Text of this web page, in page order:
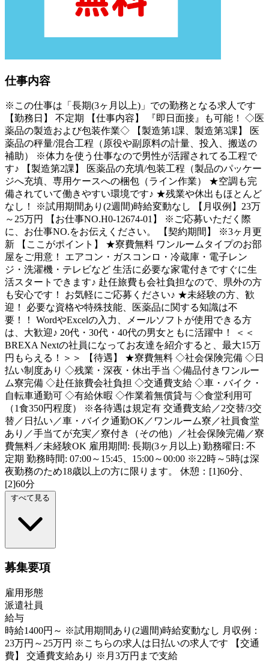
仕事内容
※この仕事は「長期(3ヶ月以上)」での勤務となる求人です
【勤務日】 不定期 【仕事内容】 『即日面接』も可能！ ◇医
薬品の製造および包装作業◇ 【製造第1課、製造第3課】 医
薬品の秤量/混合工程（原役や副原料の計量、投入、搬送の
補助） ※体力を使う仕事なので男性が活躍されてる工程で
す♪ 【製造第2課】 医薬品の充填/包装工程（製品のパッケー
ジへ充填、専用ケースへの梱包（ライン作業） ★空調も完
備されていて働きやすい環境です♪ ★残業や休出もほとんど
なし！ ※試用期間あり(2週間)時給変動なし 【月収例】23万
～25万円 【お仕事NO.H0-12674-01】 ※ご応募いただく際
に、お仕事NO.をお伝えください。 【契約期間】 ※3ヶ月更
新 【ここがポイント】 ★寮費無料 ワンルームタイプのお部
屋をご用意！ エアコン・ガスコンロ・冷蔵庫・電子レン
ジ・洗濯機・テレビなど 生活に必要な家電付きですぐに生
活スタートできます♪ 赴任旅費も会社負担なので、県外の方
も安心です！ お気軽にご応募ください♪ ★未経験の方、歓
迎！ 必要な資格や特殊技能、医薬品に関する知識は不
要！！ WordやExcelの入力、メールソフトが使用できる方
は、大歓迎♪ 20代・30代・40代の男女ともに活躍中！ ＜＜
BREXA Nextの社員になってお友達を紹介すると、最大15万
円もらえる！＞＞ 【待遇】 ★寮費無料 ◇社会保険完備 ◇日
払い制度あり ◇残業・深夜・休出手当 ◇備品付きワンルー
ム寮完備 ◇赴任旅費会社負担 ◇交通費支給 ◇車・バイク・
自転車通勤可 ◇有給休暇 ◇作業着無償貸与 ◇食堂利用可
（1食350円程度） ※各待遇は規定有 交通費支給／2交替/3交
替／日払い／車・バイク通勤OK／ワンルーム寮／社員食堂
あり／手当てが充実／寮付き（その他）／社会保険完備／寮
費無料／未経験OK 雇用期間: 長期(3ヶ月以上) 勤務曜日: 不
定期 勤務時間: 07:00～15:45、15:00～00:00 ※22時～5時は深
夜勤務のため18歳以上の方に限ります。 休憩：[1]60分、
[2]60分
すべて見る
募集要項
雇用形態
派遣社員
給与
時給1400円～ ※試用期間あり(2週間)時給変動なし 月収例：
23万円～25万円 ※こちらの求人は日払いの求人です 【交通
費】 交通費支給あり ※月3万円まで支給